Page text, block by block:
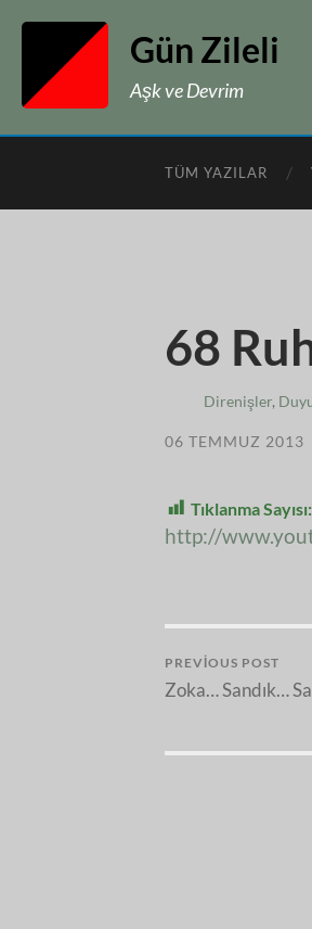
Gün Zileli
Aşk ve Devrim
TÜM YAZILAR
68
Direnişler,
06 TEMMUZ 2013
Tıklanma Sayısı:
http://
PREVIOUS POST
Zoka… Sandık…